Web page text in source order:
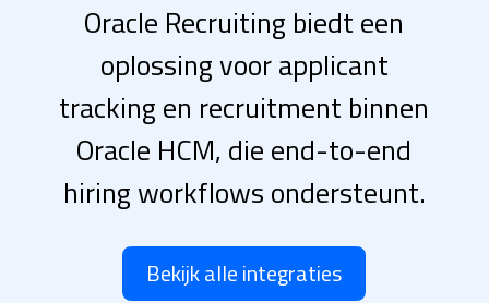
Oracle Recruiting biedt een
oplossing voor applicant
tracking en recruitment binnen
Oracle HCM, die end-to-end
hiring workflows ondersteunt.
Bekijk alle integraties